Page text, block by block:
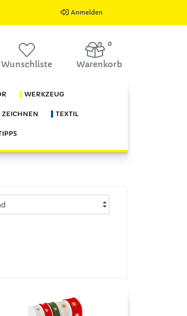
Anmelden
Wunschliste
0
Warenkorb
WERKZEUG
TEXTIL